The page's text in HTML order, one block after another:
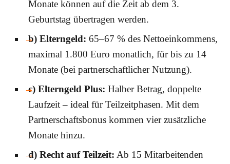
Monate können auf die Zeit ab dem 3.
Geburtstag übertragen werden.
b) Elterngeld: 65–67 % des Nettoeinkommens,
maximal 1.800 Euro monatlich, für bis zu 14
Monate (bei partnerschaftlicher Nutzung).
c) Elterngeld Plus: Halber Betrag, doppelte
Laufzeit – ideal für Teilzeitphasen. Mit dem
Partnerschaftsbonus kommen vier zusätzliche
Monate hinzu.
d) Recht auf Teilzeit: Ab 15 Mitarbeitenden